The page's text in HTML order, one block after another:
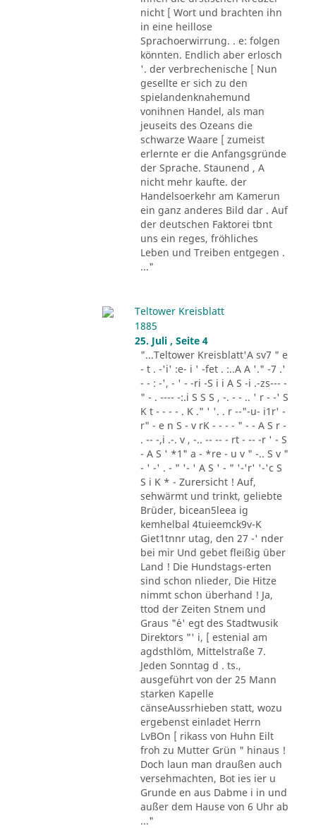
nicht [ Wort und brachten ihn
in eine heillose
Sprachoerwirrung. . e: folgen
könnten. Endlich aber erlosch
'. der verbrechenische [ Nun
gesellte er sich zu den
spielandenknahemund
vonihnen Handel, als man
jeuseits des Ozeans die
schwarze Waare [ zumeist
erlernte er die Anfangsgründe
der Sprache. Staunend , A
nicht mehr kaufte. der
Handelsoerkehr am Kamerun
ein ganz anderes Bild dar . Auf
der deutschen Faktorei tbnt
uns ein reges, fröhliches
Leben und Treiben entgegen .
..."
Teltower Kreisblatt
1885
25. Juli , Seite 4
"...Teltower Kreisblatt'A sv7 " e
- t . -'i' :e- i ' -fet . :..A A '." -7 .'
- - : -', - ' - -ri -S i i A S -i .-zs--- -
" - . ---- -:.i S S S , -. - - .. ' r - -' S
K t - - - - . K ." ' '. . r --"-u- i1r' -
r" - e n S - v rK - - - - " - - A S r -
. -- -,i .-. v , -.. -- -- - rt - -- -r ' - S
- A S ' *1" a - *re - u v " -.. S v "
- ' -' . - " '- ' A S ' - " '-'r' '-'c S
S i K * - Zurersicht ! Auf,
sehwärmt und trinkt, geliebte
Brüder, bicean5leea ig
kemhelbal 4tuieemck9v-K
Giet1tnnr utag, den 27 -' nder
bei mir Und gebet fleißig über
Land ! Die Hundstags-erten
sind schon nlieder, Die Hitze
nimmt schon überhand ! Ja,
ttod der Zeiten Stnem und
Graus "´e' egt des Stadtwusik
Direktors "' i, [ estenial am
agdsthlöm, Mittelstraße 7.
Jeden Sonntag d . ts.,
ausgeführt von der 25 Mann
starken Kapelle
cänseAussrhieben statt, wozu
ergebenst einladet Herrn
LvBOn [ rikass von Huhn Eilt
froh zu Mutter Grün " hinaus !
Doch laun man draußen auch
versehmachten, Bot ies ier u
Grunde en aus Dabme i in und
außer dem Hause von 6 Uhr ab
..."